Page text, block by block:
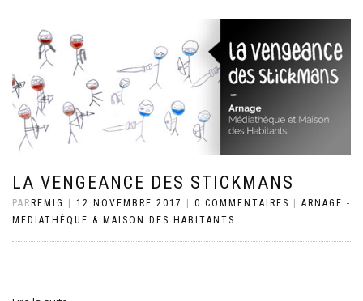
LA VENGEANCE DES STICKMANS
PAR REMIG 12 NOVEMBRE 2017 0 COMMENTAIRES
ARNAGE -
MEDIATHÈQUE & MAISON DES HABITANTS